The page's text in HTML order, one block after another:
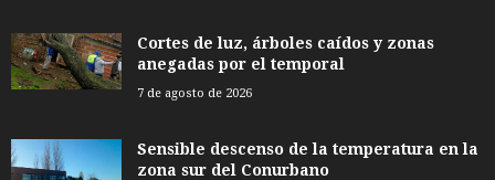
Cortes de luz, árboles caídos y zonas
anegadas por el temporal
7 de agosto de 2026
Sensible descenso de la temperatura en la
zona sur del Conurbano